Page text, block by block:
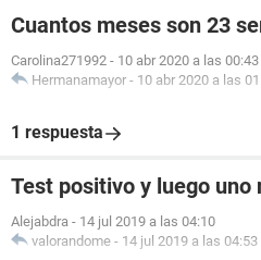
Cuantos meses son 23
Carolina271992 - 10 abr 2020 a las 00:43
Hermanamayor - 10 abr 2020 a las
1 respuesta
Test positivo y luego uno
Alejabdra - 14 jul 2019 a las 04:10
valorandome - 14 jul 2019 a las 04:53